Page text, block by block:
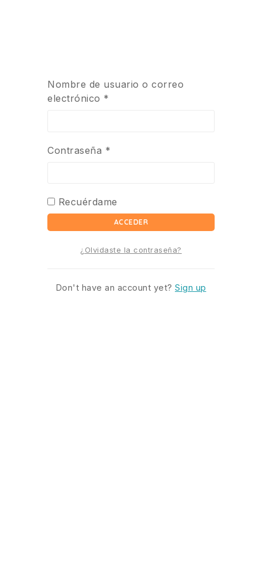
Nombre de usuario o correo
electrónico *
Contraseña *
Recuérdame
ACCEDER
¿Olvidaste la contraseña?
Don't have an account yet? Sign up